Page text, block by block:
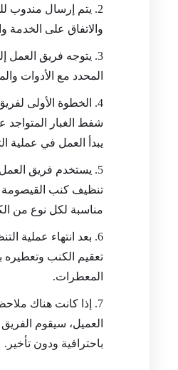
يتم إرسال مندوب
والاتفاق على الخدمة
يتوجه فريق العمل
المحدد مع الأدوات
الخطوة الأولى
شفط الغبار المتواجد
يبدأ العمل في عملية
يستخدم فريق
تنظيف كنب القيصومة
مناسبة لكل نوع من
بعد انتهاء عملية
تعقيم الكنب وتعطيره
المعطرات.
إذا كانت هناك
العميل، سيقوم
باحترافية ودون تأخير.